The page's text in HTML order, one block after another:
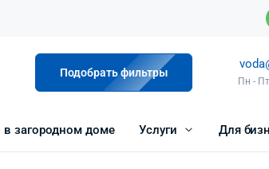
Подобрать фильтры
Пн -
в загородном доме Услуги Для